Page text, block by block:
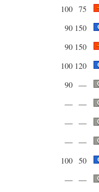
75
100
150
90
150
90
120
100
—
90
—
—
—
—
—
—
50
100
—
—